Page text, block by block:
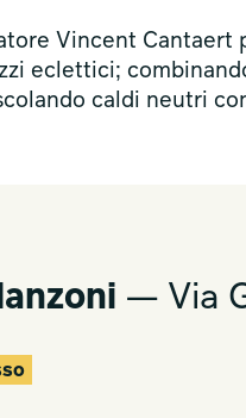
Vincent Cantaert
eclettici;
caldi neutri
— Via